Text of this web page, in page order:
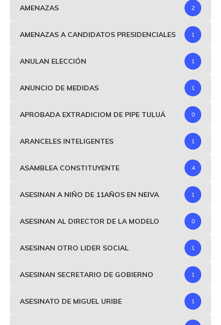
AMENAZAS 2
AMENAZAS A CANDIDATOS PRESIDENCIALES 1
ANULAN ELECCIÓN 1
ANUNCIO DE MEDIDAS 1
APROBADA EXTRADICIOM DE PIPE TULUÁ 0
ARANCELES INTELIGENTES 1
ASAMBLEA CONSTITUYENTE 4
ASESINAN A NIÑO DE 11AÑOS EN NEIVA 1
ASESINAN AL DIRECTOR DE LA MODELO 0
ASESINAN OTRO LIDER SOCIAL 1
ASESINAN SECRETARIO DE GOBIERNO 1
ASESINATO DE MIGUEL URIBE 1